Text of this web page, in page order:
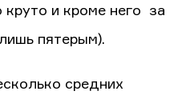
и кроме него за
пятерым).
средних